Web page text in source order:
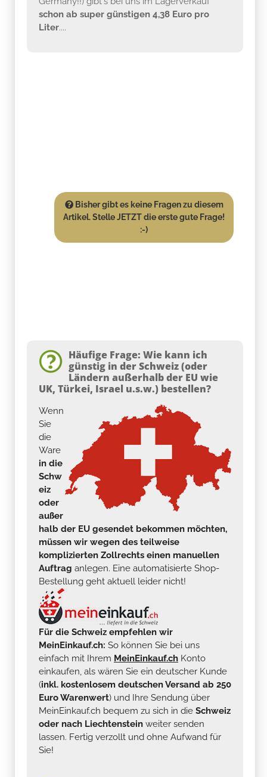
schon ab super günstigen 4,38 Euro pro
Liter....
Bisher gibt es keine Fragen zu diesem
Artikel. Stelle JETZT die erste gute Frage!
:-)
Häufige Frage: Wie kann ich
günstig in der Schweiz (oder
Ländern außerhalb der EU wie
UK, Türkei, Israel u.s.w.) bestellen?
Wenn
Sie
die
Ware
in die
Schw
eiz
oder
außer
halb der EU gesendet bekommen möchten,
müssen wir wegen des teilweise
komplizierten Zollrechts einen manuellen
Auftrag anlegen. Eine automatisierte Shop-
Bestellung geht aktuell leider nicht!
Für die Schweiz empfehlen wir
MeinEinkauf.ch: So können Sie bei uns
einfach mit Ihrem MeinEinkauf.ch Konto
einkaufen, als wären Sie ein deutscher Kunde
(inkl. kostenlosem deutschen Versand ab 250
Euro Warenwert) und Ihre Sendung über
MeinEinkauf.ch bequem zu sich in die Schweiz
oder nach Liechtenstein weiter senden
lassen. Fertig verzollt und ohne Aufwand für
Sie!